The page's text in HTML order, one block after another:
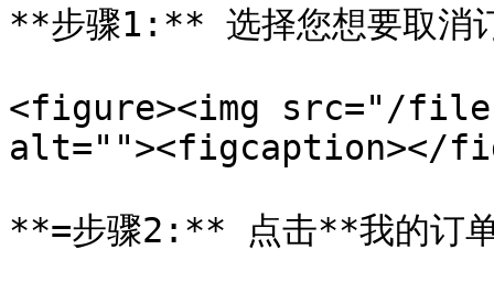
**步骤1:** 选择您想要取消
<figure><img src="/files/
alt=""><figcaption></
**=步骤2:** 点击**我的订